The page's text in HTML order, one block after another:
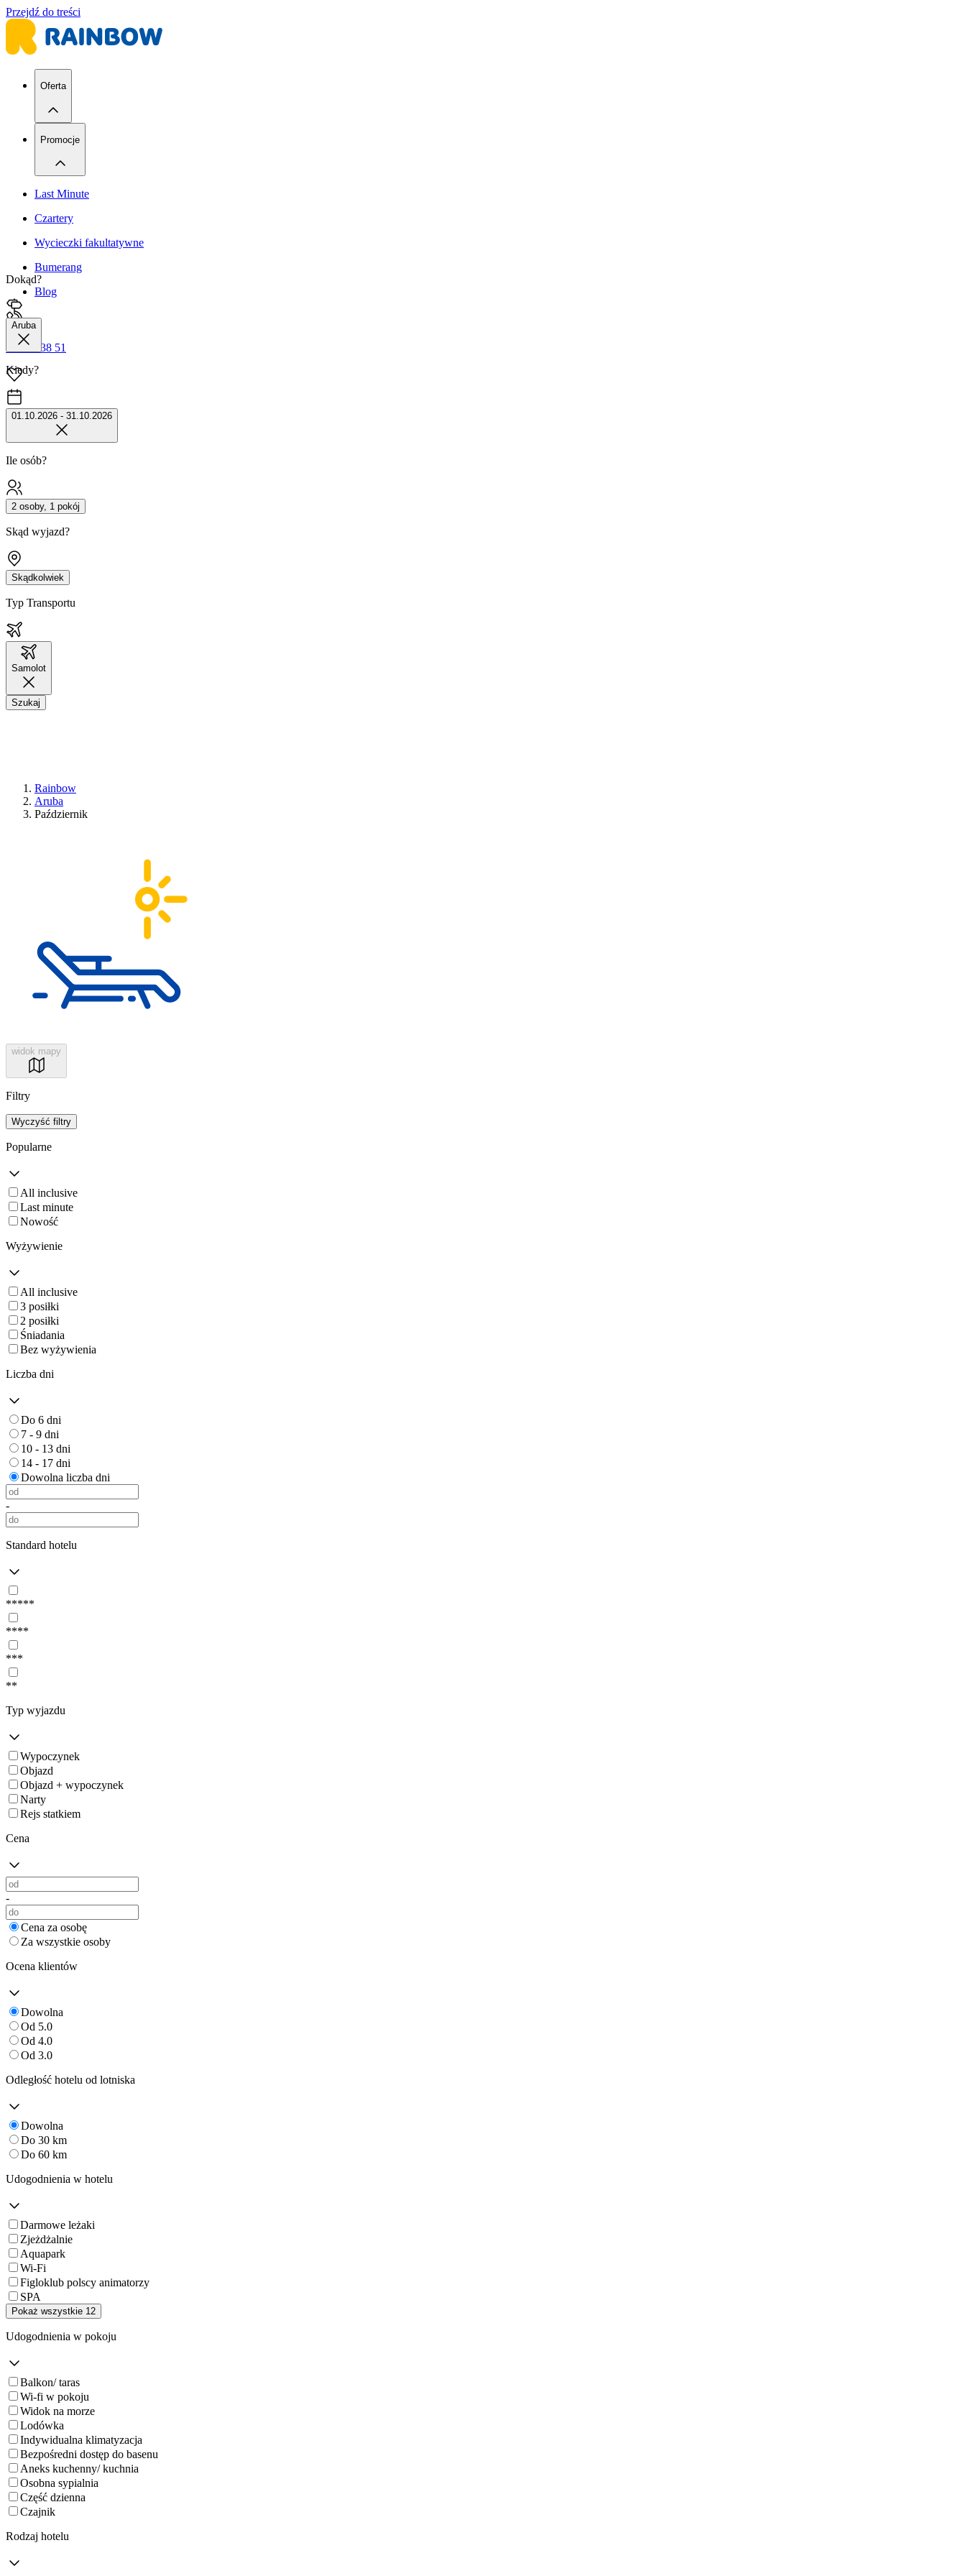
Przejdź do treści
Oferta
Promocje
Last Minute
Czartery
Wycieczki fakultatywne
Bumerang
Blog
42 680 38 51
Dokąd?
Aruba
Kiedy?
01.10.2026 - 31.10.2026
Ile osób?
2 osoby, 1 pokój
Skąd wyjazd?
Skądkolwiek
Typ Transportu
Samolot
Szukaj
Rainbow
Aruba
Październik
widok mapy
Filtry
Wyczyść filtry
Popularne
All inclusive
Last minute
Nowość
Wyżywienie
All inclusive
3 posiłki
2 posiłki
Śniadania
Bez wyżywienia
Liczba dni
Do 6 dni
7 - 9 dni
10 - 13 dni
14 - 17 dni
Dowolna liczba dni
-
Standard hotelu
*****
****
***
**
Typ wyjazdu
Wypoczynek
Objazd
Objazd + wypoczynek
Narty
Rejs statkiem
Cena
-
Cena za osobę
Za wszystkie osoby
Ocena klientów
Dowolna
Od 5.0
Od 4.0
Od 3.0
Odległość hotelu od lotniska
Dowolna
Do 30 km
Do 60 km
Udogodnienia w hotelu
Darmowe leżaki
Zjeżdżalnie
Aquapark
Wi-Fi
Figloklub polscy animatorzy
SPA
Pokaż wszystkie 12
Udogodnienia w pokoju
Balkon/ taras
Wi-fi w pokoju
Widok na morze
Lodówka
Indywidualna klimatyzacja
Bezpośredni dostęp do basenu
Aneks kuchenny/ kuchnia
Osobna sypialnia
Część dzienna
Czajnik
Rodzaj hotelu